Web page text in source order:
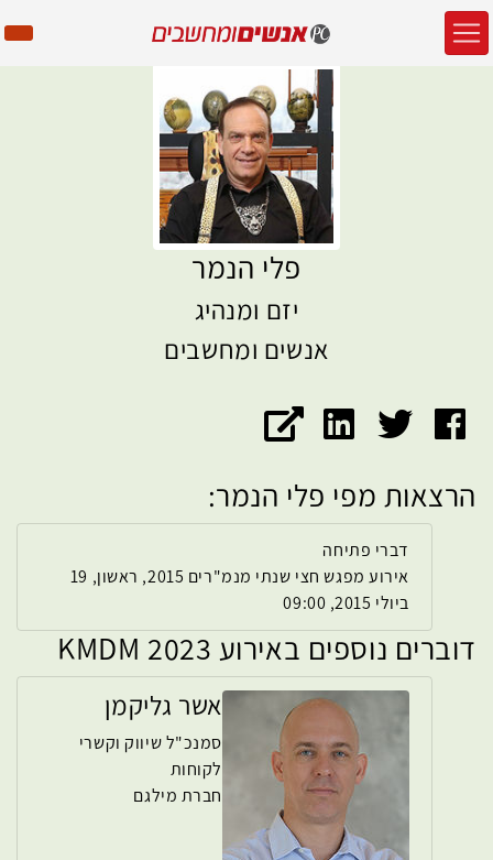
פלי הנמר
יזם ומנהיג
אנשים ומחשבים
דף הפייסבוק של פלי הנמר
חשבון הטוויטר של פלי הנמר
עמוד הלינקדאין של פלי הנמר
הרצאות מפי פלי הנמר:
דברי פתיחה
אירוע מפגש חצי שנתי מנמ"רים 2015, ראשון, 19
ביולי 2015, 09:00
דוברים נוספים באירוע KMDM 2023
אשר גליקמן
סמנכ"ל שיווק וקשרי
לקוחות
חברת מילגם